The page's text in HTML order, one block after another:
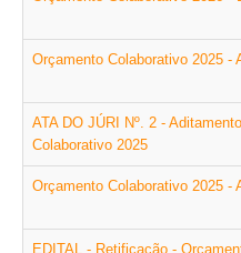
FOTOS
VÍDEOS
AUTARQUIA
CONSTITUIÇÃO
EXECUTIVO E PELOUROS
Orçamento Colaborativo 2025 -
ATA DO JÚRI Nº. 2 -
Colaborativo 2025
Orçamento Colaborativo 2025 -
EDITAL - Retificação -